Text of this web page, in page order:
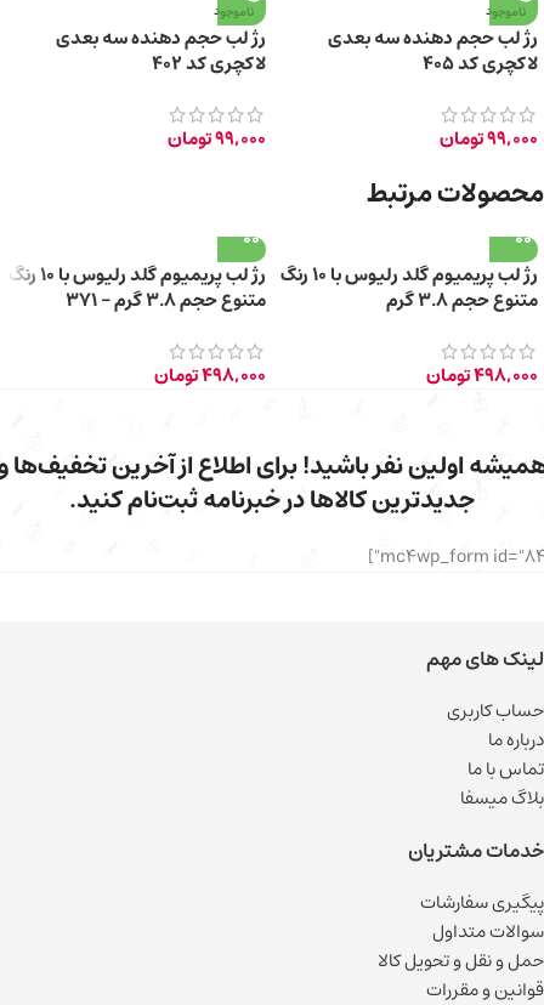
ناموجود
رژ لب حجم دهنده سه بعدی
لاکچری کد 405
99,000تومان
ناموجود
رژ لب حجم دهنده سه بعدی
لاکچری کد 402
99,000تومان
محصولات مرتبط
رژ لب پریمیوم گلد رلیوس با 10 رنگ
متنوع حجم 3.8 گرم
498,000تومان
رژ لب پریمیوم گلد رلیوس با 10 رنگ
متنوع حجم 3.8 گرم – 371
498,000تومان
اولین نفر باشید! برای اطلاع از آخرین تخفیف‌ها
جدیدترین کالاها در خبرنامه ثبت‌نام کنید.
لینک های مهم
حساب کاربری
درباره ما
تماس با ما
بلاگ میسفا
خدمات مشتریان
پیگیری سفارشات
سوالات متداول
حمل و نقل و تحویل کالا
قوانین و مقررات